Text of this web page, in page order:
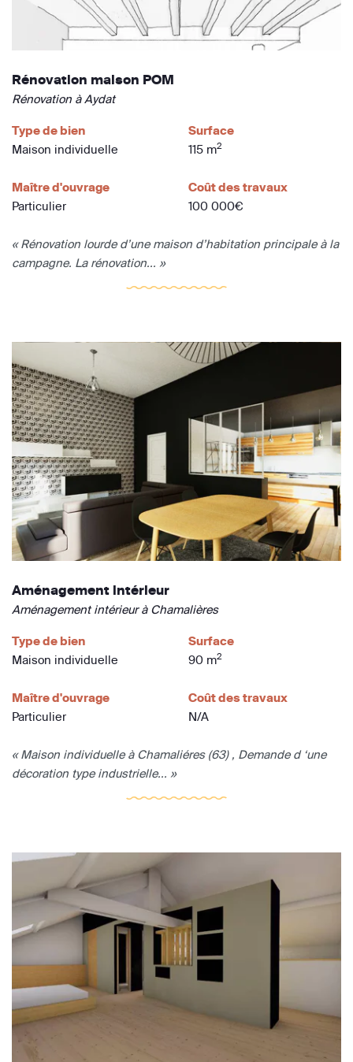
Rénovation maison POM
Rénovation à Aydat
Type de bien
Maison individuelle
Surface
115 m2
Maître d'ouvrage
Particulier
Coût des travaux
100 000€
« Rénovation lourde d’une maison d’habitation principale à la
campagne. La rénovation... »
Aménagement intérieur
Aménagement intérieur à Chamalières
Type de bien
Maison individuelle
Surface
90 m2
Maître d'ouvrage
Particulier
Coût des travaux
N/A
« Maison individuelle à Chamaliéres (63) , Demande d ‘une
décoration type industrielle... »